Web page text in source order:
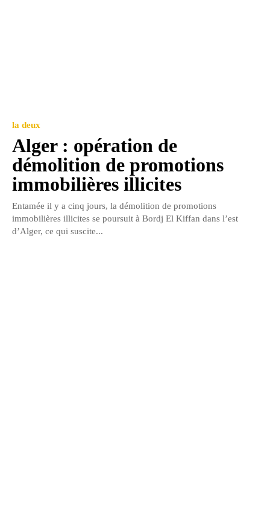
la deux
Alger : opération de
démolition de promotions
immobilières illicites
Entamée il y a cinq jours, la démolition de promotions
immobilières illicites se poursuit à Bordj El Kiffan dans l’est
d’Alger, ce qui suscite...